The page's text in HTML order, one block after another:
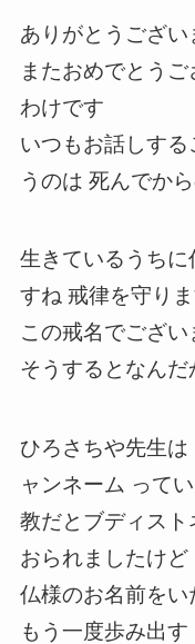
ありがとうござい
またおめでとう
わけです
いつもお話しす
うのは 死んでか
生きているうち
すね 戒律を守り
この戒名でござい
そうするとなん
ひろさちや先生
ャンネーム って
教だとブディス
おられましたけ
仏様のお名前を
もう一度歩み出